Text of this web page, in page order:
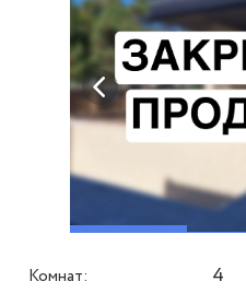
Комнат: 4